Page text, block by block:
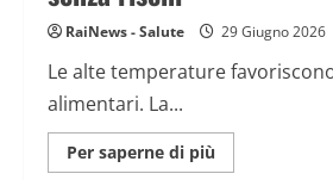
22,9
miliardi
euro
RaiNews - Salute 29 Giugno 2026
Le alte temperature
alimentari. La...
Per saperne di più
informazioni